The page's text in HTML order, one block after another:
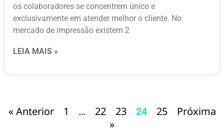
os colaboradores se concentrem único e
exclusivamente em atender melhor o cliente. No
mercado de impressão existem 2
LEIA MAIS »
« Anterior 1 … 22 23 24 25
Próxima
»